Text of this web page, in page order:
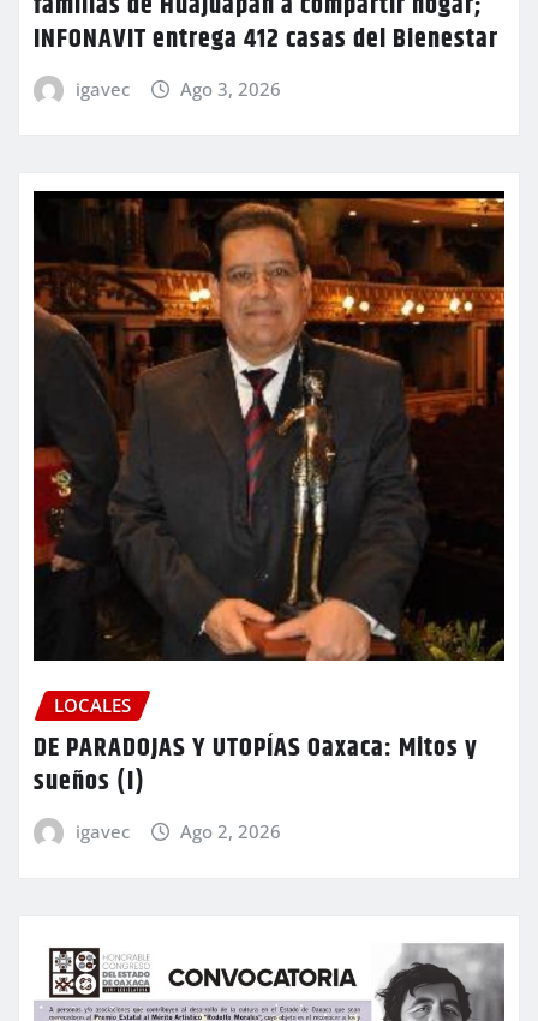
INFONAVIT entrega 412 casas del Bienestar
igavec Ago 3, 2026
LOCALES
DE PARADOJAS Y UTOPÍAS Oaxaca: Mitos y
sueños (I)
igavec Ago 2, 2026